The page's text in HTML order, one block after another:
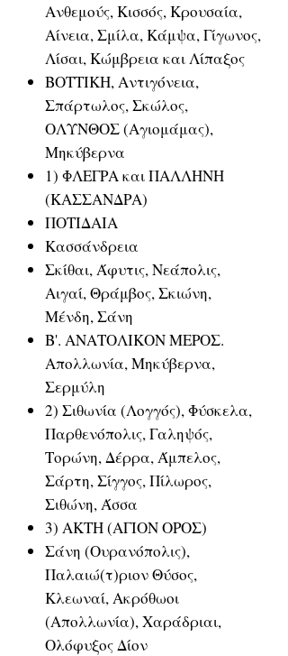
Ανθεμούς, Κισσός, Κρουσαία,
Αίνεια, Σμίλα, Κάμψα, Γίγωνος,
Λίσαι, Κώμβρεια και Λίπαξος
ΒΟΤΤΙΚΗ, Αντιγόνεια,
Σπάρτωλος, Σκώλος,
ΟΛΥΝΘΟΣ (Αγιομάμας),
Μηκύβερνα
1) ΦΛΕΓΡΑ και ΠΑΛΛΗΝΗ
(ΚΑΣΣΑΝΔΡΑ)
ΠΟΤΙΔΑΙΑ
Κασσάνδρεια
Σκίθαι, Άφυτις, Νεάπολις,
Αιγαί, Θράμβος, Σκιώνη,
Μένδη, Σάνη
Β'. ΑΝΑΤΟΛΙΚΟΝ ΜΕΡΟΣ.
Απολλωνία, Μηκύβερνα,
Σερμύλη
2) Σιθωνία (Λογγός), Φύσκελα,
Παρθενόπολις, Γαληψός,
Τορώνη, Δέρρα, Άμπελος,
Σάρτη, Σίγγος, Πίλωρος,
Σιθώνη, Άσσα
3) ΑΚΤΗ (ΑΓΙΟΝ ΟΡΟΣ)
Σάνη (Ουρανόπολις),
Παλαιώ(τ)ριον Θύσος,
Κλεωναί, Ακρόθωοι
(Απολλωνία), Χαράδριαι,
Ολόφυξος Δίον